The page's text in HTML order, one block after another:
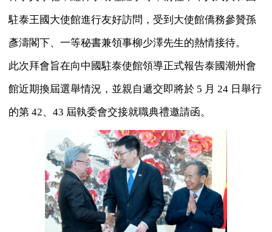
駐泰王國大使館進行友好訪問，受到大使館僑務參贊孫
彥濤閣下、一等秘書兼領事柳少澤先生的熱情接待。
此次拜會旨在向中國駐泰使館領導正式報告泰國潮州會
館近期換屆選舉情況，並親自遞交即將於 5 月 24 日舉行
的第 42、43 屆執委會交接就職典禮邀請函。